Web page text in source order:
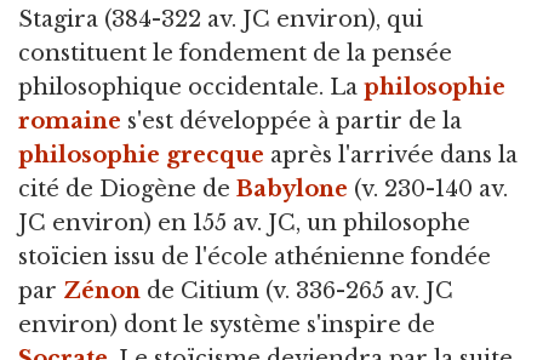
Stagira (384-322 av. JC environ), qui
constituent le fondement de la pensée
philosophique occidentale. La philosophie
romaine s'est développée à partir de la
philosophie grecque après l'arrivée dans la
cité de Diogène de Babylone (v. 230-140 av.
JC environ) en 155 av. JC, un philosophe
stoïcien issu de l'école athénienne fondée
par Zénon de Citium (v. 336-265 av. JC
environ) dont le système s'inspire de